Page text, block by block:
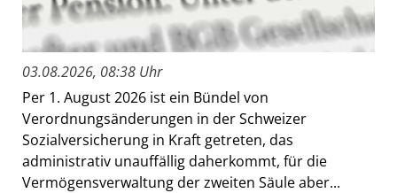
03.08.2026, 08:38 Uhr
Per 1. August 2026 ist ein Bündel von
Verordnungsänderungen in der Schweizer
Sozialversicherung in Kraft getreten, das
administrativ unauffällig daherkommt, für die
Vermögensverwaltung der zweiten Säule aber...